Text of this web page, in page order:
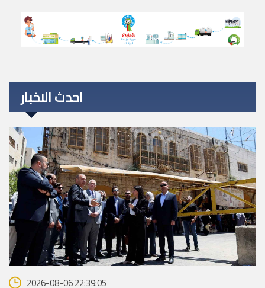
احدث الاخبار
2026-08-06 22:39:05